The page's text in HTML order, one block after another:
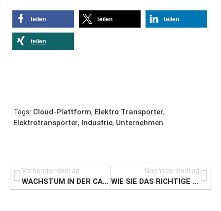
teilen teilen teilen
teilen
Tags: Cloud-Plattform, Elektro Transporter,
Elektrotransporter, Industrie, Unternehmen
Vorheriger Beitrag
WACHSTUM IN DER CAMPINGBRANCHE WÄHREND CORONA
Nächster Beitrag
WIE SIE DAS RICHTIGE UNTERNEHMEN FÜR EINE HAUSHALTSAUFLÖSUNG FINDEN